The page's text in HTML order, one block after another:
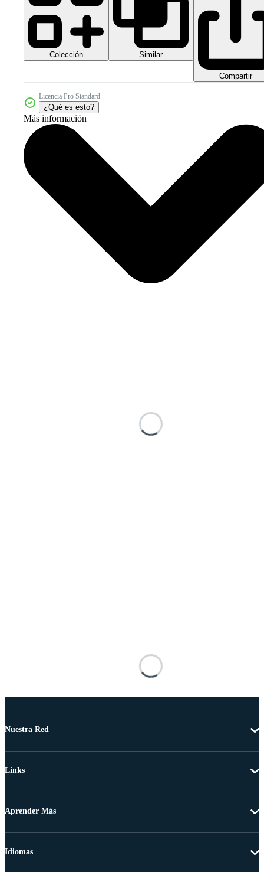
Colección Similar
Compartir
Licencia Pro Standard
¿Qué es esto?
Más información
Nuestra Red
Links
Aprender Más
Idiomas